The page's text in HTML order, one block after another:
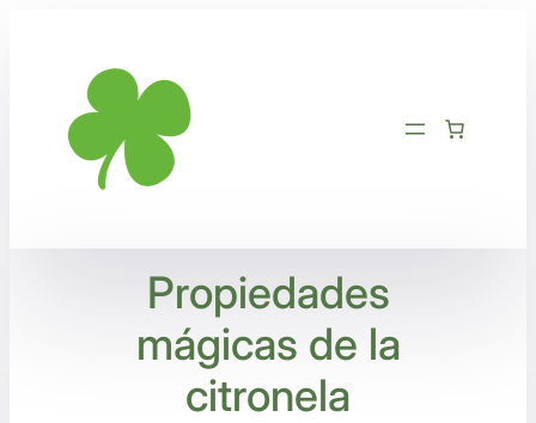
contenido
Propiedades
mágicas de la
citronela